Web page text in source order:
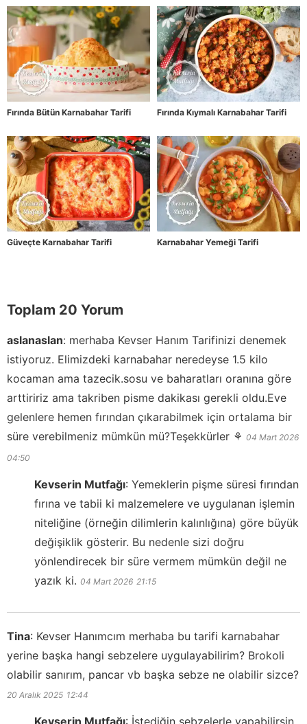
Fırında Bütün Karnabahar Tarifi Fırında Kıymalı Karnabahar Tarifi
Güveçte Karnabahar Tarifi Karnabahar Yemeği Tarifi
Toplam 20 Yorum
aslanaslan: merhaba Kevser Hanım Tarifinizi denemek
istiyoruz. Elimizdeki karnabahar neredeyse 1.5 kilo
kocaman ama tazecik.sosu ve baharatları oranına göre
arttiririz ama takriben pisme dakikası gerekli oldu.Eve
gelenlere hemen fırından çıkarabilmek için ortalama bir
süre verebilmeniz mümkün mü?Teşekkürler ⚘️ 04 Mart 2026
04:50
Kevserin Mutfağı: Yemeklerin pişme süresi fırından
fırına ve tabii ki malzemelere ve uygulanan işlemin
niteliğine (örneğin dilimlerin kalınlığına) göre büyük
değişiklik gösterir. Bu nedenle sizi doğru
yönlendirecek bir süre vermem mümkün değil ne
yazık ki. 04 Mart 2026 21:15
Tina: Kevser Hanımcım merhaba bu tarifi karnabahar
yerine başka hangi sebzelere uygulayabilirim? Brokoli
olabilir sanırım, pancar vb başka sebze ne olabilir sizce?
20 Aralık 2025 12:44